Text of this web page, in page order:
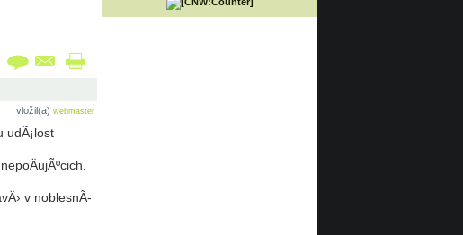
vložil(a) webmaster
udÃ¡lost
v noblesnÃ­